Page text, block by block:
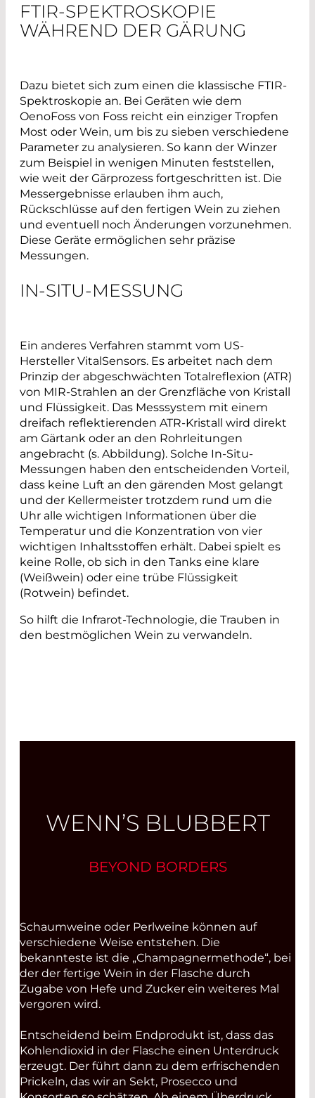
FTIR-SPEKTROSKOPIE
WÄHREND DER GÄRUNG
Dazu bietet sich zum einen die klassische FTIR-
Spektroskopie an. Bei Geräten wie dem
OenoFoss von Foss reicht ein einziger Tropfen
Most oder Wein, um bis zu sieben verschiedene
Parameter zu analysieren. So kann der Winzer
zum Beispiel in wenigen Minuten feststellen,
wie weit der Gärprozess fortgeschritten ist. Die
Messergebnisse erlauben ihm auch,
Rückschlüsse auf den fertigen Wein zu ziehen
und eventuell noch Änderungen vorzunehmen.
Diese Geräte ermöglichen sehr präzise
Messungen.
IN-SITU-MESSUNG
Ein anderes Verfahren stammt vom US-
Hersteller VitalSensors. Es arbeitet nach dem
Prinzip der abgeschwächten Totalreflexion (ATR)
von MIR-Strahlen an der Grenzfläche von Kristall
und Flüssigkeit. Das Messsystem mit einem
dreifach reflektierenden ATR-Kristall wird direkt
am Gärtank oder an den Rohrleitungen
angebracht (s. Abbildung). Solche In-Situ-
Messungen haben den entscheidenden Vorteil,
dass keine Luft an den gärenden Most gelangt
und der Kellermeister trotzdem rund um die
Uhr alle wichtigen Informationen über die
Temperatur und die Konzentration von vier
wichtigen Inhaltsstoffen erhält. Dabei spielt es
keine Rolle, ob sich in den Tanks eine klare
(Weißwein) oder eine trübe Flüssigkeit
(Rotwein) befindet.
So hilft die Infrarot-Technologie, die Trauben in
den bestmöglichen Wein zu verwandeln.
WENN’S BLUBBERT
BEYOND BORDERS
Schaumweine oder Perlweine können auf
verschiedene Weise entstehen. Die
bekannteste ist die „Champagnermethode“, bei
der der fertige Wein in der Flasche durch
Zugabe von Hefe und Zucker ein weiteres Mal
vergoren wird.
Entscheidend beim Endprodukt ist, dass das
Kohlendioxid in der Flasche einen Unterdruck
erzeugt. Der führt dann zu dem erfrischenden
Prickeln, das wir an Sekt, Prosecco und